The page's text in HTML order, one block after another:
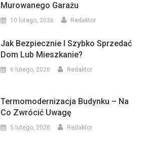
Murowanego Garażu
10 lutego, 2026 Redaktor
Jak Bezpiecznie I Szybko Sprzedać
Dom Lub Mieszkanie?
6 lutego, 2026 Redaktor
Termomodernizacja Budynku – Na
Co Zwrócić Uwagę
5 lutego, 2026 Redaktor